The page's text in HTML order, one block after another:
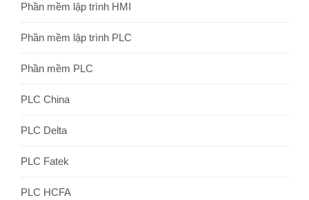
Phần mềm lập trình HMI
Phần mềm lập trình PLC
Phần mềm PLC
PLC China
PLC Delta
PLC Fatek
PLC HCFA